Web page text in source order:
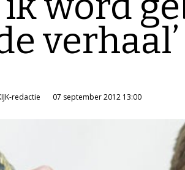
verhaal’
redactie 07 september 2012 13:00